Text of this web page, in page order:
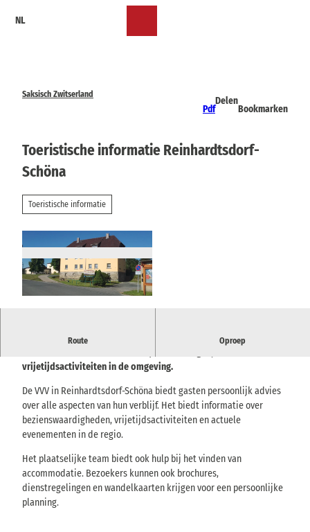
NL
Saksisch Zwitserland
Pdf
Delen
Bookmarken
Toeristische informatie Reinhardtsdorf-
Schöna
Toeristische informatie
Route Oproep
Contactpunt voor gasten in Reinhardtsdorf-Schöna voor
vrijetijdsactiviteiten in de omgeving.
De VVV in Reinhardtsdorf-Schöna biedt gasten persoonlijk advies
over alle aspecten van hun verblijf. Het biedt informatie over
bezienswaardigheden, vrijetijdsactiviteiten en actuele
evenementen in de regio.
Het plaatselijke team biedt ook hulp bij het vinden van
accommodatie. Bezoekers kunnen ook brochures,
dienstregelingen en wandelkaarten krijgen voor een persoonlijke
planning.